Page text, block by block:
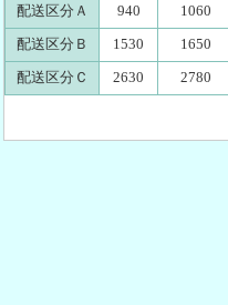
配送区分Ａ 940
1060
配送区分Ｂ
1530
1650
配送区分Ｃ
2630 2780